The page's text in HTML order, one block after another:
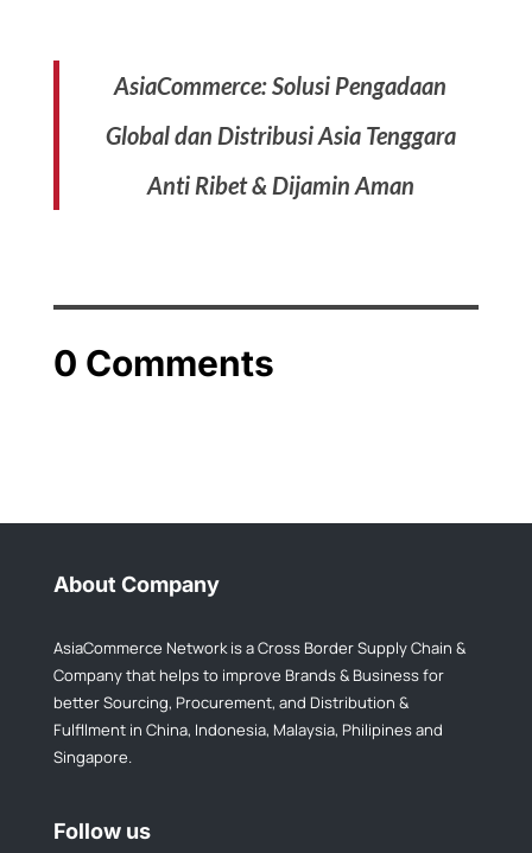
AsiaCommerce: Solusi Pengadaan
Global dan Distribusi Asia Tenggara
Anti Ribet & Dijamin Aman
0 Comments
About Company
AsiaCommerce Network is a Cross Border Supply Chain &
Company that helps to improve Brands & Business for
better Sourcing, Procurement, and Distribution &
Fulfllment in China, Indonesia, Malaysia, Philipines and
Singapore.
Follow us